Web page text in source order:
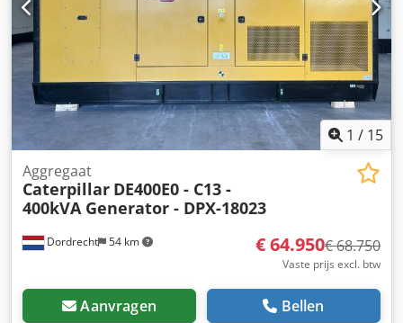
1 / 15
Dordrecht 54 km
Aggregaat
Caterpillar DE400E0 - C13 -
400kVA Generator - DPX-18023
€ 64.950€ 68.750
Vaste prijs excl. btw
Aanvragen Bellen